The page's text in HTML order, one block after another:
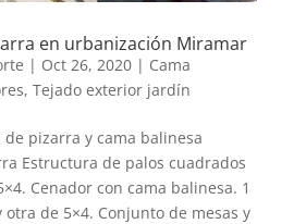
en urbanización Miramar
| Oct 26, 2020| Cama
, Tejado exterior jardín
pizarra y cama balinesa
Estructura de palos cuadrados
Cenador con cama balinesa. 1
de 5×4. Conjunto de mesas y